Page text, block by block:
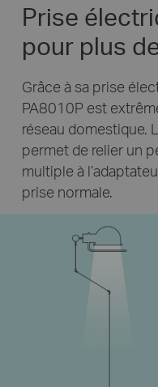
Prise
pour plus
Grâce à sa prise
PA8010P est
réseau domestique.
permet de relier un
multiple à
prise normale.